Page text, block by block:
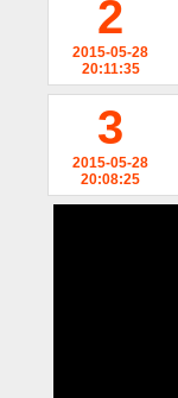
2
2015-05-28
20:11:35
3
2015-05-28
20:08:25